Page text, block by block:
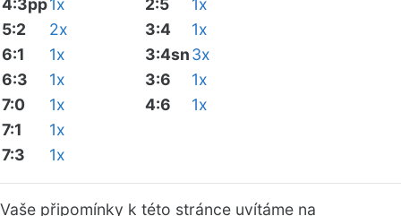
4:3pp1x
5:2
2x
6:1
1x
6:3
1x
7:0
1x
7:1
1x
7:3
1x
2:5
1x
3:4
1x
3:4sn3x
3:6
1x
4:6
1x
Vaše připomínky k této stránce uvítáme na